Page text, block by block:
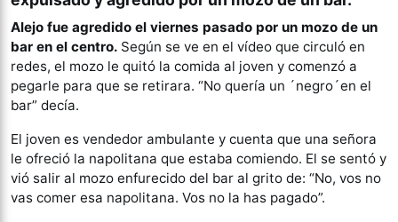
Alejo fue agredido el viernes pasado por un mozo de un
bar en el centro. Según se ve en el vídeo que circuló en
redes, el mozo le quitó la comida al joven y comenzó a
pegarle para que se retirara. “No quería un ´negro´en el
bar” decía.
El joven es vendedor ambulante y cuenta que una señora
le ofreció la napolitana que estaba comiendo. El se sentó y
vió salir al mozo enfurecido del bar al grito de: “No, vos no
vas comer esa napolitana. Vos no la has pagado”.